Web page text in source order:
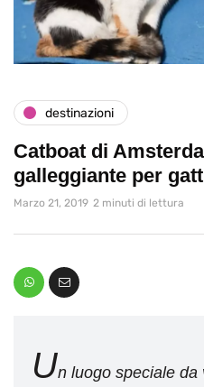
destinazioni
Catboat di
galleggiante per
Marzo 21, 2019 2 minuti di lettura
Un luogo speciale da